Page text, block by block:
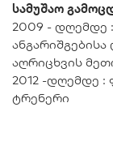
სამუშაო
2009 - დღემდე :
აღრიცხვის
2012 -დღემდე :
ტრენერი